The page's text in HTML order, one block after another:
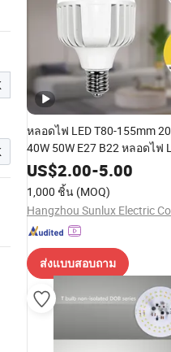
หลอดไฟ LED T80-155mm
40W 50W E27 B22 หลอดไฟ
คอลัมน์ T พลังสูง
US$2.00-5.00
1,000 ชิ้น (MOQ)
Hangzhou Sunlux Electric
ส่งแบบสอบถาม